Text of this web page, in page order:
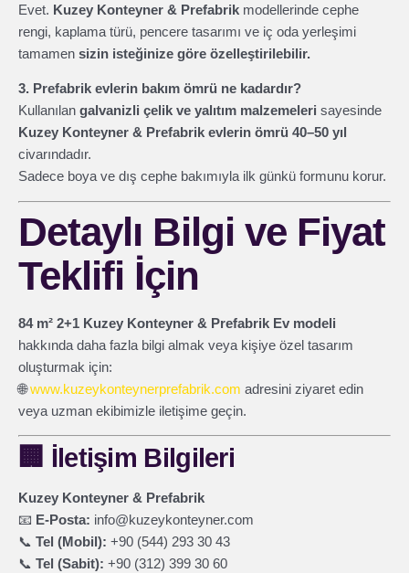
Evet. Kuzey Konteyner & Prefabrik modellerinde cephe
rengi, kaplama türü, pencere tasarımı ve iç oda yerleşimi
tamamen sizin isteğinize göre özelleştirilebilir.
3. Prefabrik evlerin bakım ömrü ne kadardır?
Kullanılan galvanizli çelik ve yalıtım malzemeleri sayesinde
Kuzey Konteyner & Prefabrik evlerin ömrü 40–50 yıl
civarındadır.
Sadece boya ve dış cephe bakımıyla ilk günkü formunu korur.
Detaylı Bilgi ve Fiyat
Teklifi İçin
84 m² 2+1 Kuzey Konteyner & Prefabrik Ev modeli
hakkında daha fazla bilgi almak veya kişiye özel tasarım
oluşturmak için:
🌐www.kuzeykonteynerprefabrik.com adresini ziyaret edin
veya uzman ekibimizle iletişime geçin.
🏢 İletişim Bilgileri
Kuzey Konteyner & Prefabrik
📧 E-Posta: info@kuzeykonteyner.com
📞 Tel (Mobil): +90 (544) 293 30 43
📞 Tel (Sabit): +90 (312) 399 30 60